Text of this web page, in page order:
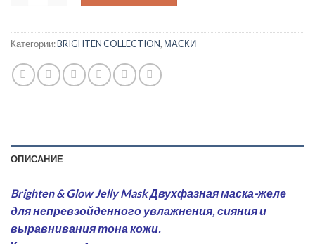
Категории:BRIGHTEN COLLECTION, МАСКИ
ОПИСАНИЕ
Brighten & Glow Jelly Mask Двухфазная маска-желе
для непревзойденного увлажнения, сияния и
выравнивания тона кожи.